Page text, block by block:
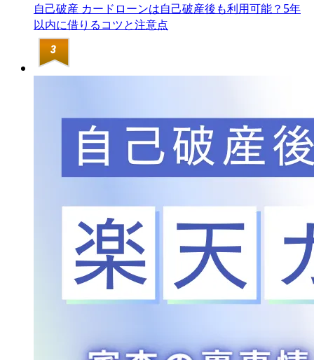
自己破産 カードローンは自己破産後も利用可能？5年
以内に借りるコツと注意点